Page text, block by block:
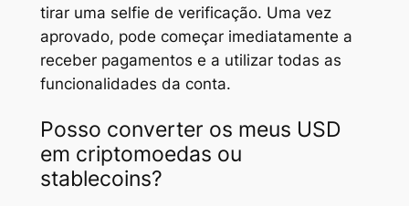
tirar uma selfie de verificação. Uma vez
aprovado, pode começar imediatamente a
receber pagamentos e a utilizar todas as
funcionalidades da conta.
Posso converter os meus USD
em criptomoedas ou
stablecoins?